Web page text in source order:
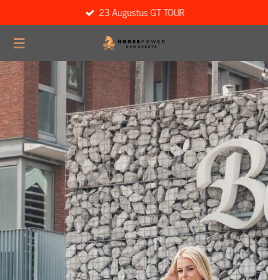
direct
naar
hoofdinhoud
23 Augustus GT TOUR